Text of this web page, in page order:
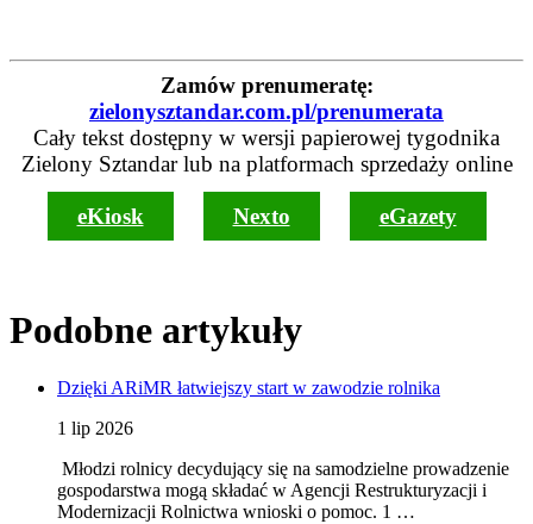
Zamów prenumeratę:
zielonysztandar.com.pl/prenumerata
Cały tekst dostępny w wersji papierowej tygodnika
Zielony Sztandar lub na platformach sprzedaży online
eKiosk Nexto eGazety
Podobne artykuły
Dzięki ARiMR łatwiejszy start w zawodzie rolnika
1 lip 2026
Młodzi rolnicy decydujący się na samodzielne prowadzenie
gospodarstwa mogą składać w Agencji Restrukturyzacji i
Modernizacji Rolnictwa wnioski o pomoc. 1 …